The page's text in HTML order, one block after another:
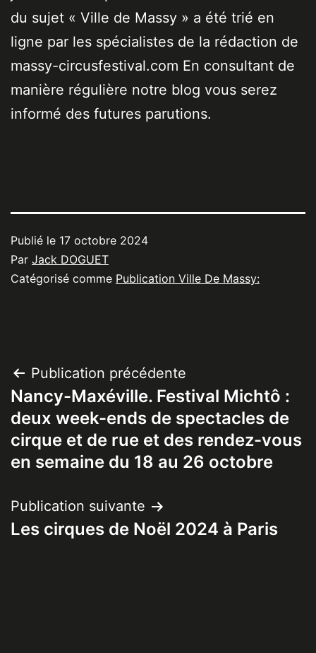
du sujet « Ville de Massy » a été trié en
ligne par les spécialistes de la rédaction de
massy-circusfestival.com En consultant de
manière régulière notre blog vous serez
informé des futures parutions.
Publié le 17 octobre 2024
Par Jack DOGUET
Catégorisé comme Publication Ville De Massy:
Navigation
de
l’article
Publication précédente
Nancy-Maxéville. Festival Michtô :
deux week-ends de spectacles de
cirque et de rue et des rendez-vous
en semaine du 18 au 26 octobre
Publication suivante
Les cirques de Noël 2024 à Paris